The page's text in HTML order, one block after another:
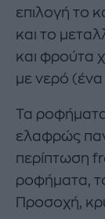
επιλογή το
και το
και φρούτα
με νερό
Τα ροφήματα
ελαφρώς
περίπτωση
ροφήματα,
Προσοχή,